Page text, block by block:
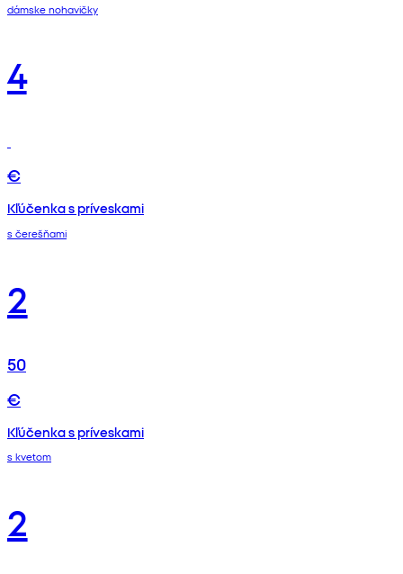
dámske nohavičky
4
€
Kľúčenka s príveskami
s čerešňami
2
50
€
Kľúčenka s príveskami
s kvetom
2